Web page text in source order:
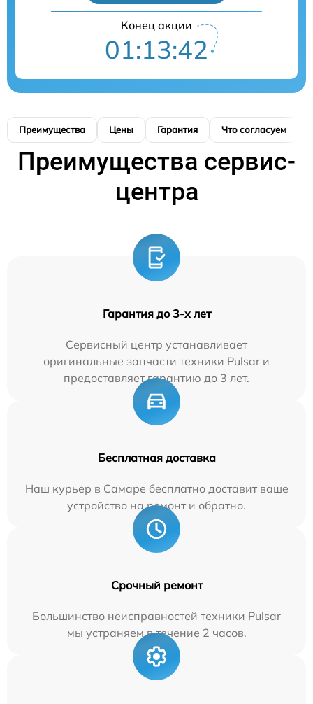
Конец акции
01:13:41
Преимущества Цены Гарантия Что согласуем
Преимущества сервис-
центра
Гарантия до 3-х лет
Сервисный центр устанавливает
оригинальные запчасти техники Pulsar и
предоставляет гарантию до 3 лет.
Бесплатная доставка
Наш курьер в Самаре бесплатно доставит ваше
устройство на ремонт и обратно.
Срочный ремонт
Большинство неисправностей техники Pulsar
мы устраняем в течение 2 часов.